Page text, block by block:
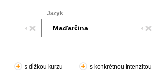
Jazyk
s dĺžkou kurzu s konkrétnou